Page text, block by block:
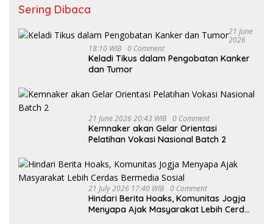
Sering Dibaca
21 June
2026
18:10 WIB 0 Comment
Keladi Tikus dalam Pengobatan Kanker
dan Tumor
21 June 2026 20:43 WIB 0 Comment
Kemnaker akan Gelar Orientasi
Pelatihan Vokasi Nasional Batch 2
21 July 2026 17:40 WIB 0 Comment
Hindari Berita Hoaks, Komunitas Jogja
Menyapa Ajak Masyarakat Lebih Cerdas